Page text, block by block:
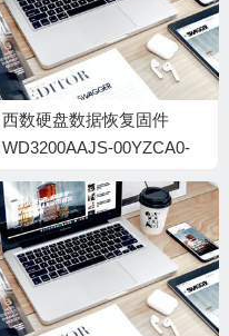
西数硬盘数据恢复固件
WD3200AAJS-00YZCA0-
WCAYU0953777-
0000000M